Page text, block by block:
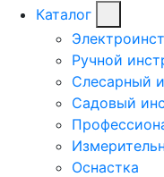
Каталог
Ручной
Слесарный
Садовый
Оснастка